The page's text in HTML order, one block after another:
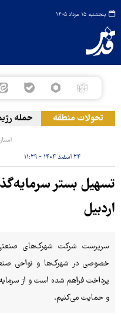
پنجشنبه ۱۵ مرداد ۱۴۰۵
تحولات منطقه حمله
۲۴ اسفند ۱۴۰۴ - ۱۱:۲۹
تسهیل بستر
اردبیل
سرپرست شرکت شهرک‌های
پرداخت فراهم شده است و از
و حمایت می‌کنیم.